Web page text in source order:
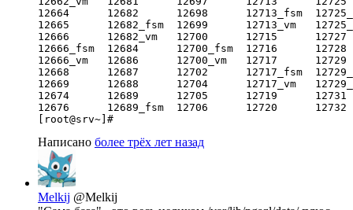
12664      12682      12698      12713_fsm
12665      12682_fsm  12699      12713_vm
12666      12682_vm   12700      12715      12727
12666_fsm  12684      12700_fsm  12716      12728
12666_vm   12686      12700_vm   12717
12668      12687      12702      12717_fsm
12669      12688      12704      12717_vm
12674      12689      12705      12719      12731
12676      12689_fsm  12706      12720      12732
[root@srv~]#
Написано более трёх лет назад
Melkij @Melkij